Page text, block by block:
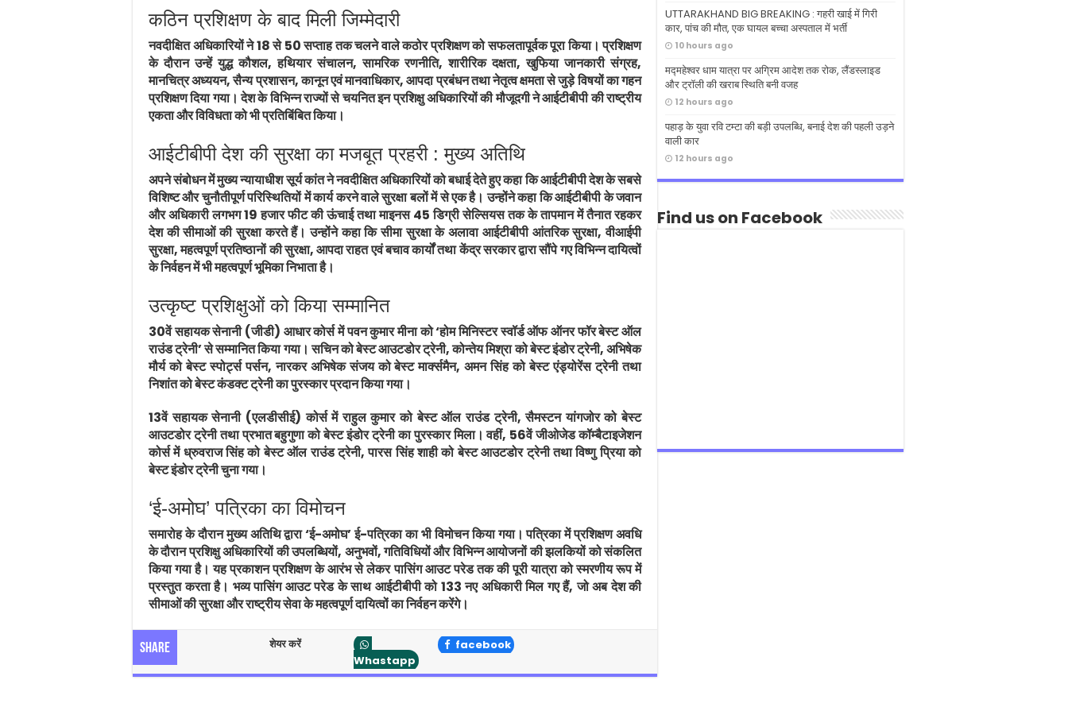
कठिन प्रशिक्षण के बाद मिली जिम्मेदारी
नवदीक्षित अधिकारियों ने 18 से 50 सप्ताह तक चलने वाले कठोर प्रशिक्षण को सफलतापूर्वक पूरा किया। प्रशिक्षण
के दौरान उन्हें युद्ध कौशल, हथियार संचालन, सामरिक रणनीति, शारीरिक दक्षता, खुफिया जानकारी संग्रह,
मानचित्र अध्ययन, सैन्य प्रशासन, कानून एवं मानवाधिकार, आपदा प्रबंधन तथा नेतृत्व क्षमता से जुड़े विषयों का गहन
प्रशिक्षण दिया गया। देश के विभिन्न राज्यों से चयनित इन प्रशिक्षु अधिकारियों की मौजूदगी ने आईटीबीपी की राष्ट्रीय
एकता और विविधता को भी प्रतिबिंबित किया।
आईटीबीपी देश की सुरक्षा का मजबूत प्रहरी : मुख्य अतिथि
अपने संबोधन में मुख्य न्यायाधीश सूर्य कांत ने नवदीक्षित अधिकारियों को बधाई देते हुए कहा कि आईटीबीपी देश के सबसे
विशिष्ट और चुनौतीपूर्ण परिस्थितियों में कार्य करने वाले सुरक्षा बलों में से एक है। उन्होंने कहा कि आईटीबीपी के जवान
और अधिकारी लगभग 19 हजार फीट की ऊंचाई तथा माइनस 45 डिग्री सेल्सियस तक के तापमान में तैनात रहकर
देश की सीमाओं की सुरक्षा करते हैं। उन्होंने कहा कि सीमा सुरक्षा के अलावा आईटीबीपी आंतरिक सुरक्षा, वीआईपी
सुरक्षा, महत्वपूर्ण प्रतिष्ठानों की सुरक्षा, आपदा राहत एवं बचाव कार्यों तथा केंद्र सरकार द्वारा सौंपे गए विभिन्न दायित्वों
के निर्वहन में भी महत्वपूर्ण भूमिका निभाता है।
उत्कृष्ट प्रशिक्षुओं को किया सम्मानित
30वें सहायक सेनानी (जीडी) आधार कोर्स में पवन कुमार मीना को ‘होम मिनिस्टर स्वॉर्ड ऑफ ऑनर फॉर बेस्ट ऑल
राउंड ट्रेनी’ से सम्मानित किया गया। सचिन को बेस्ट आउटडोर ट्रेनी, कोन्तेय मिश्रा को बेस्ट इंडोर ट्रेनी, अभिषेक
मौर्य को बेस्ट स्पोर्ट्स पर्सन, नारकर अभिषेक संजय को बेस्ट मार्क्समैन, अमन सिंह को बेस्ट एंड्योरेंस ट्रेनी तथा
निशांत को बेस्ट कंडक्ट ट्रेनी का पुरस्कार प्रदान किया गया।
13वें सहायक सेनानी (एलडीसीई) कोर्स में राहुल कुमार को बेस्ट ऑल राउंड ट्रेनी, सैमस्टन यांगजोर को बेस्ट
आउटडोर ट्रेनी तथा प्रभात बहुगुणा को बेस्ट इंडोर ट्रेनी का पुरस्कार मिला। वहीं, 56वें जीओजेड कॉम्बैटाइजेशन
कोर्स में ध्रुवराज सिंह को बेस्ट ऑल राउंड ट्रेनी, पारस सिंह शाही को बेस्ट आउटडोर ट्रेनी तथा विष्णु प्रिया को
बेस्ट इंडोर ट्रेनी चुना गया।
‘ई-अमोघ’ पत्रिका का विमोचन
समारोह के दौरान मुख्य अतिथि द्वारा ‘ई-अमोघ’ ई-पत्रिका का भी विमोचन किया गया। पत्रिका में प्रशिक्षण अवधि
के दौरान प्रशिक्षु अधिकारियों की उपलब्धियों, अनुभवों, गतिविधियों और विभिन्न आयोजनों की झलकियों को संकलित
किया गया है। यह प्रकाशन प्रशिक्षण के आरंभ से लेकर पासिंग आउट परेड तक की पूरी यात्रा को स्मरणीय रूप में
प्रस्तुत करता है। भव्य पासिंग आउट परेड के साथ आईटीबीपी को 133 नए अधिकारी मिल गए हैं, जो अब देश की
सीमाओं की सुरक्षा और राष्ट्रीय सेवा के महत्वपूर्ण दायित्वों का निर्वहन करेंगे।
Share
शेयर करें
Whastapp
facebook
UTTARAKHAND BIG BREAKING : गहरी खाई में गिरी
कार, पांच की मौत, एक घायल बच्चा अस्पताल में भर्ती
10 hours ago
मद्महेश्वर धाम यात्रा पर अग्रिम आदेश तक रोक, लैंडस्लाइड
और ट्रॉली की खराब स्थिति बनी वजह
12 hours ago
पहाड़ के युवा रवि टम्टा की बड़ी उपलब्धि, बनाई देश की पहली उड़ने
वाली कार
12 hours ago
Find us on Facebook